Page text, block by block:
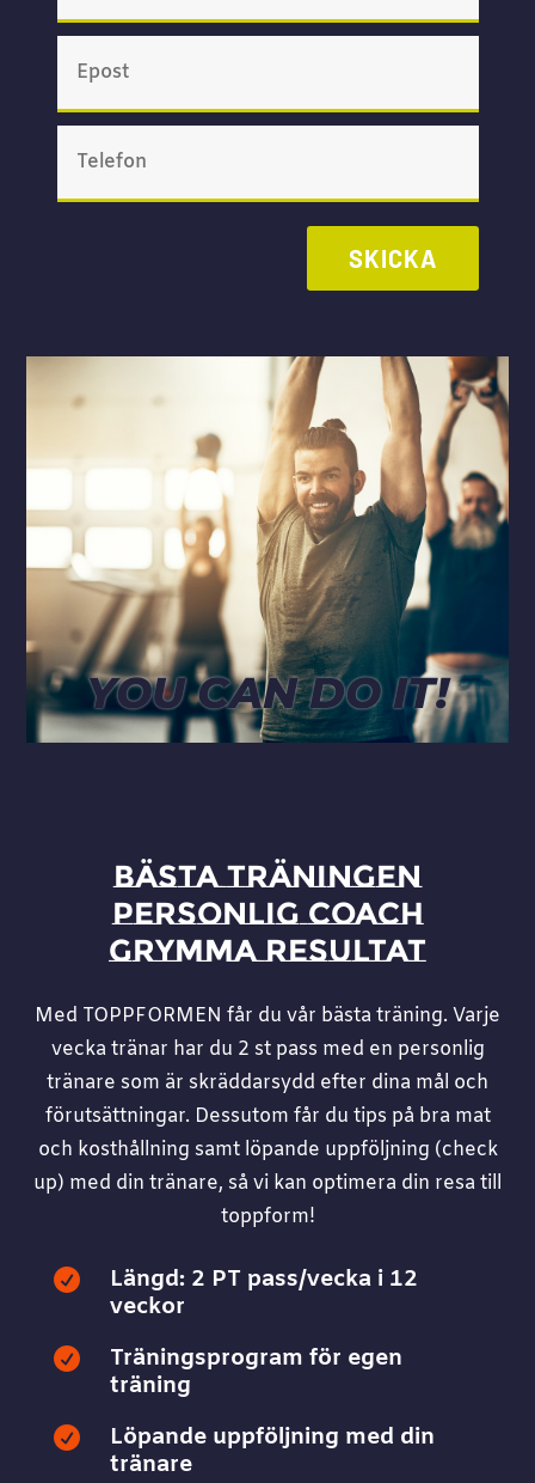
SKICKA
.
YOU CAN DO IT!
BÄSTA TRÄNINGEN
PERSONLIG COACH
GRYMMA RESULTAT
Med TOPPFORMEN får du vår bästa träning. Varje
vecka tränar har du 2 st pass med en personlig
tränare som är skräddarsydd efter dina mål och
förutsättningar. Dessutom får du tips på bra mat
och kosthållning samt löpande uppföljning (check
up) med din tränare, så vi kan optimera din resa till
toppform!

Längd: 2 PT pass/vecka i 12
veckor

Träningsprogram för egen
träning

Löpande uppföljning med din
tränare